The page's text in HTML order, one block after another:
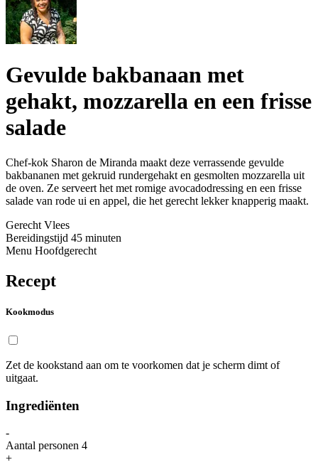
Gevulde bakbanaan met
gehakt, mozzarella en een frisse
salade
Chef-kok Sharon de Miranda maakt deze verrassende gevulde
bakbananen met gekruid rundergehakt en gesmolten mozzarella uit
de oven. Ze serveert het met romige avocadodressing en een frisse
salade van rode ui en appel, die het gerecht lekker knapperig maakt.
Gerecht Vlees
Bereidingstijd 45 minuten
Menu Hoofdgerecht
Recept
Kookmodus
Zet de kookstand aan om te voorkomen dat je scherm dimt of
uitgaat.
Ingrediënten
-
Aantal personen 4
+